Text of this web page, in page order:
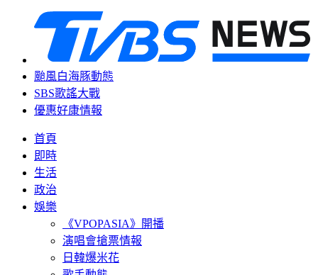
颱風白海豚動態
SBS歌謠大戰
優惠好康情報
首頁
即時
生活
政治
娛樂
《VPOPASIA》開播
演唱會搶票情報
日韓爆米花